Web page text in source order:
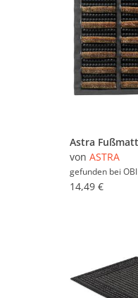
von ASTRA
gefunden bei OBI
14,49 €